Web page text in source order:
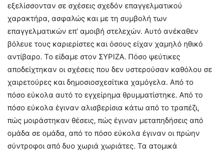
εξελίσσονταν σε σχέσεις σχεδόν επαγγελματικού
χαρακτήρα, ασφαλώς και με τη συμβολή των
επαγγελματικών επ’ αμοιβή στελεχών. Αυτό ανέκαθεν
βόλευε τους καριερίστες και όσους είχαν χαμηλό ηθικό
αντίβαρο. Το είδαμε στον ΣΥΡΙΖΑ. Πόσο ψεύτικες
αποδείχτηκαν οι σχέσεις που δεν υστερούσαν καθόλου σε
χαιρετούρες και δημοσιοσχεσίτικα χαμόγελα. Από το
πόσο εύκολα αυτό το εγχείρημα θρυμματίστηκε. Από το
πόσο εύκολα έγιναν αλισβερίσια κάτω από το τραπέζι,
πώς μοιράστηκαν θέσεις, πώς έγιναν μεταπηδήσεις από
ομάδα σε ομάδα, από το πόσο εύκολα έγιναν οι πρώην
σύντροφοι από δυο χωριά χωριάτες. Τα ατομικά